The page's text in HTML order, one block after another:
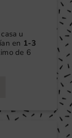
u
en 1-3
de 6